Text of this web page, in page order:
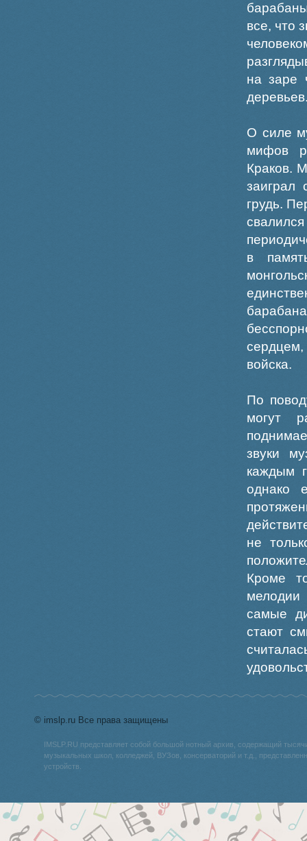
все, что
на заре
О силе
мифов
Краков.
заиграл
грудь.
в
войска.
По
могут
звуки
каждым
однако
не
Кроме
мелодии
самые
стают
© imslp.ru Все права защищены
IMSLP.RU представляет собой большой нотный архив, содержащий
музыкальных школ, колледжей, ВУЗов, консерваторий и т.д.,
устройств.